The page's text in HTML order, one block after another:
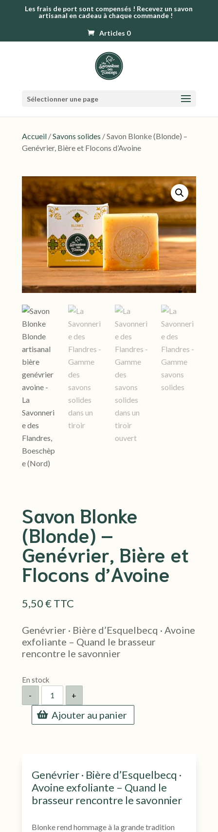
Les frais de port sont compensés ! Recevez un savon
artisanal en cadeau à chaque commande !
Articles 0
Sélectionner une page
Accueil/Savons solides / Savon Blonke (Blonde) –
Genévrier, Bière et Flocons d’Avoine
Savon Blonke
(Blonde) –
Genévrier, Bière et
Flocons d’Avoine
5,50€
Genévrier · Bière d’Esquelbecq · Avoine
exfoliante – Quand le brasseur
rencontre le savonnier
En stock
-
quantité
Savon
Blonke
(Blonde)
-
+
Ajouter au panier
Genévrier · Bière d’Esquelbecq ·
Avoine exfoliante – Quand le
brasseur rencontre le savonnier
Blonke rend hommage à la grande tradition